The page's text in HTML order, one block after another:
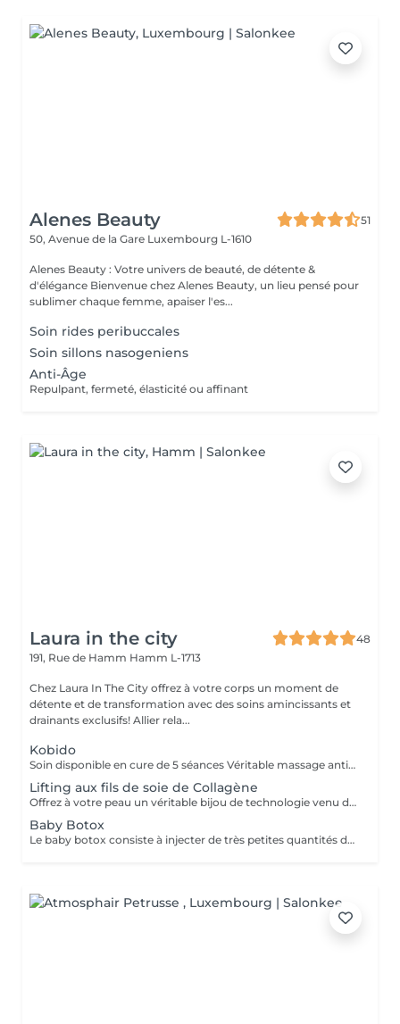
Alenes Beauty
51
50, Avenue de la Gare Luxembourg L-1610
Alenes Beauty : Votre univers de beauté, de détente &
d'élégance Bienvenue chez Alenes Beauty, un lieu pensé pour
sublimer chaque femme, apaiser l'es...
Soin rides peribuccales
Soin sillons nasogeniens
Anti-Âge
Repulpant, fermeté, élasticité ou affinant
Laura in the city
48
191, Rue de Hamm Hamm L-1713
Chez Laura In The City offrez à votre corps un moment de
détente et de transformation avec des soins amincissants et
drainants exclusifs! Allier rela...
Kobido
Soin disponible en cure de 5 séances Véritable massage anti-âge global, ce lifting manuel japonais appélé "Ko Bi Do" , agit en profondeur sur les rides, la fermeté et l'éclat de la peau, en insistant sur le contour des yeux, la bouche, les joues, le front, l'ovale du visage et le cou. La peau est lissée, le teint éclatant et l'esprit parfaitement détendu. Le Soin Massage Kobido Régénérant associe les manuvres précises et rythmées de la Dermapuncture®, Une alternance codifiée de manuvres étudiées pour lifter la peau en profondeur, régénérer les cellules et relancer le Qi. Durant ces 70 minutes, les points énergétiques sont stimulés, les traits du visage et du cou sont lissés en profondeur, la peau retrouve sa tonicité et l'ovale est restructuré. Des résultats prouvés 100% SENSATION DE LIFTING IMMÉDIAT¹ 91% DES RIDES VISIBLEMENT LISSÉES¹ 95% REGARD DÉFATIGUÉ¹ -21,5% RELÂCHEMENT DE LA PEAU DU COU²
Lifting aux fils de soie de Collagène
Offrez à votre peau un véritable bijou de technologie venu de Corée : L'Éclat de Soie, le soin visage nouvelle génération aux fils de soie infusés de collagène. Ce protocole raffiné combine innovation cosmétique et gestuelle experte pour un effet lifting immédiat, sans aiguille ni douleur. Les fils fondent au contact de la peau et agissent en profondeur pour stimuler le collagène naturel, lisser les rides, repulper les volumes et sublimer l'éclat du teint. Résultats visibles dès la première séance : Rides lissées Peau raffermie et repulpée Teint lumineux et uniforme Contours du visage redessinés Parfait en cure ou en soin coup d'éclat, le Soin aux Fils de Soie de Collagène redonne à votre visage fraîcheur, fermeté et éclat, naturellement.
Baby Botox
Le baby botox consiste à injecter de très petites quantités de toxine botulique dans des zones ciblées du visage pour atténuer les rides et les ridules. On parle ici de microdoses qui permettent de lisser la peau sans figer les expressions. Ainsi, il prévient l'apparition des rides d'expression tout en laissant le visage bouger naturellement. Le botox est injecté avec un baby roller et non une aiguille comme chez le médecin, ce qui fait que le produit va figer les rides jusqu'à l'épiderme et non jusqu'aux muscles. Effet plus naturel que le botox traditionnel Tenue entre 3 et 6 mois Merci de prendre RDV minimum 5 jours avant la date du RDV pour commande du botox